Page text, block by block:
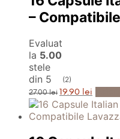
–
Evaluat
la 5.00
stele
din 5
(2)
27.00lei Prețul
inițial
a
fost:
19.90 lei Prețul
curent
este:
19.90 lei.